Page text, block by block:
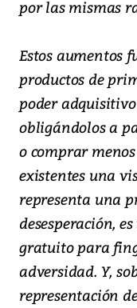
por las mismas
Estos aumentos
productos de
poder
obligándolos a
o comprar
existentes una
representa una
desesperación,
gratuito para
adversidad. Y,
representación